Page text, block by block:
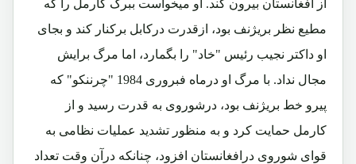
از افغانستان بیرون کند. او میخواست ببرک کارمل را که
مطیع نظر بریژنف بود، ازقدرت درکابل برکنار کند و بجای
او داکتر نجیب رئیس "خاد" را بگمارد، اما مرگ برایش
مجال نداد. با مرگ او درماه فبروری 1984 "چرننکو" که
پیرو خط بریژنف بود، درشوروی به قدرت رسید و از
کارمل حمایت کرد و به منظور تشدید عملیات نظامی به
قوای شوروی درافغانستان افزود، چنانکه درآن وقت تعداد